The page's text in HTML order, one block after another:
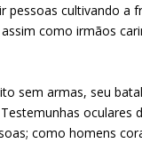
cultivando a
como irmãos
sem armas, seu
oculares
como homens